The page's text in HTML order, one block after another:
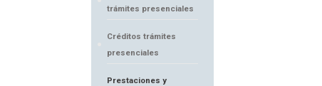
trámites presenciales
Créditos trámites
presenciales
Prestaciones y